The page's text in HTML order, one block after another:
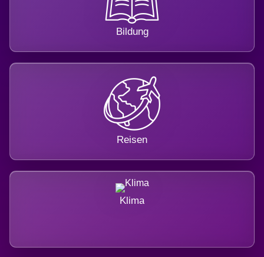
Bildung
Reisen
Klima